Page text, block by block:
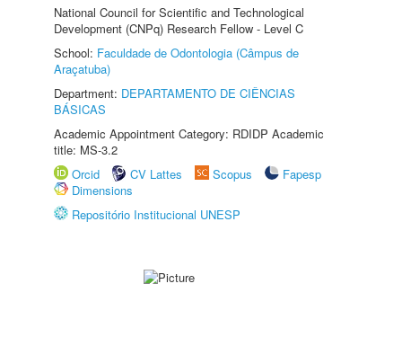
National Council for Scientific and Technological
Development (CNPq) Research Fellow - Level C
School: Faculdade de Odontologia (Câmpus de
Araçatuba)
Department: DEPARTAMENTO DE CIÊNCIAS
BÁSICAS
Academic Appointment Category: RDIDP Academic
title: MS-3.2
Orcid
CV Lattes Scopus
Fapesp
Dimensions
Repositório Institucional UNESP